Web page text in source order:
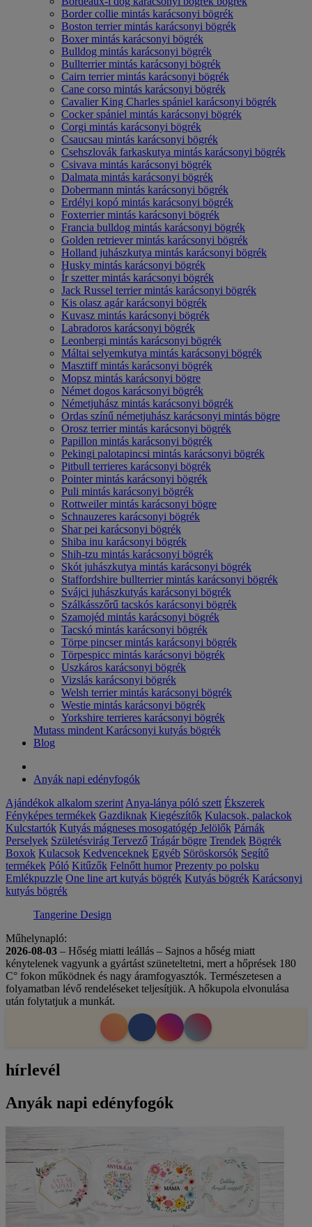
Border collie mintás karácsonyi bögrék
Boston terrier mintás karácsonyi bögrék
Boxer mintás karácsonyi bögrék
Bulldog mintás karácsonyi bögrék
Bullterrier mintás karácsonyi bögrék
Cairn terrier mintás karácsonyi bögrék
Cane corso mintás karácsonyi bögrék
Cavalier King Charles spániel karácsonyi bögrék
Cocker spániel mintás karácsonyi bögrék
Corgi mintás karácsonyi bögrék
Csaucsau mintás karácsonyi bögrék
Csehszlovák farkaskutya mintás karácsonyi bögrék
Csivava mintás karácsonyi bögrék
Dalmata mintás karácsonyi bögrék
Dobermann mintás karácsonyi bögrék
Erdélyi kopó mintás karácsonyi bögrék
Foxterrier mintás karácsonyi bögrék
Francia bulldog mintás karácsonyi bögrék
Golden retriever mintás karácsonyi bögrék
Holland juhászkutya mintás karácsonyi bögrék
Husky mintás karácsonyi bögrék
Ír szetter mintás karácsonyi bögrék
Jack Russel terrier mintás karácsonyi bögrék
Kis olasz agár karácsonyi bögrék
Kuvasz mintás karácsonyi bögrék
Labradoros karácsonyi bögrék
Leonbergi mintás karácsonyi bögrék
Máltai selyemkutya mintás karácsonyi bögrék
Masztiff mintás karácsonyi bögrék
Mopsz mintás karácsonyi bögre
Német dogos karácsonyi bögrék
Németjuhász mintás karácsonyi bögrék
Ordas színű németjuhász karácsonyi mintás bögre
Orosz terrier mintás karácsonyi bögrék
Papillon mintás karácsonyi bögrék
Pekingi palotapincsi mintás karácsonyi bögrék
Pitbull terrieres karácsonyi bögrék
Pointer mintás karácsonyi bögrék
Puli mintás karácsonyi bögrék
Rottweiler mintás karácsonyi bögre
Schnauzeres karácsonyi bögrék
Shar pei karácsonyi bögrék
Shiba inu karácsonyi bögrék
Shih-tzu mintás karácsonyi bögrék
Skót juhászkutya mintás karácsonyi bögrék
Staffordshire bullterrier mintás karácsonyi bögrék
Svájci juhászkutyás karácsonyi bögrék
Szálkásszőrű tacskós karácsonyi bögrék
Szamojéd mintás karácsonyi bögrék
Tacskó mintás karácsonyi bögrék
Törpe pincser mintás karácsonyi bögrék
Törpespicc mintás karácsonyi bögrék
Uszkáros karácsonyi bögrék
Vizslás karácsonyi bögrék
Welsh terrier mintás karácsonyi bögrék
Westie mintás karácsonyi bögrék
Yorkshire terrieres karácsonyi bögrék
Mutass mindent Karácsonyi kutyás bögrék
Blog
Anyák napi edényfogók
Ajándékok alkalom szerint Anya-lánya póló szett Ékszerek
Fényképes termékek Gazdiknak Kiegészítők Kulacsok, palackok
Kulcstartók Kutyás mágneses mosogatógép Jelölők Párnák
Perselyek Születésvirág Tervező Trágár bögre Trendek Bögrék
Boxok Kulacsok Kedvenceknek Egyéb Söröskorsók Segítő
termékek Póló Kitűzők Felnőtt humor Prezenty po polsku
Emlékpuzzle One line art kutyás bögrék Kutyás bögrék Karácsonyi
kutyás bögrék
Tangerine Design
Műhelynapló:
2026-08-03 – Hőség miatti leállás – Sajnos a hőség miatt
kénytelenek vagyunk a gyártást szüneteltetni, mert a hőprések 180
C° fokon működnek és nagy áramfogyasztók. Természetesen a
folyamatban lévő rendeléseket teljesítjük. A hőkupola elvonulása
után folytatjuk a munkát.
hírlevél
Anyák napi edényfogók